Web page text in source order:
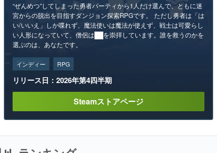
“ぜんめつ”してしまった勇者パーティから1人だけ選んで、ともに迷
宮からの脱出を目指すダンジョン探索RPGです。 ただし勇者は「は
い/いいえ」しか喋れず、魔法使いは魔法が使えず、戦士は可愛らし
い人形になっていて、僧侶は██を崇拝しています。誰を救うのかを
選ぶのは、あなたです。
インディー RPG
リリース日：2026年第4四半期
Steamストアページ